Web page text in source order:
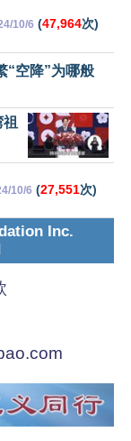
10/6 (47,964次)
“空降”为哪般
10/6 (27,551次)
Inc.